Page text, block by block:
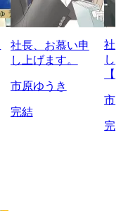
社長、お慕い申
し上げます。
市原ゆうき
完結
社
し
市
完